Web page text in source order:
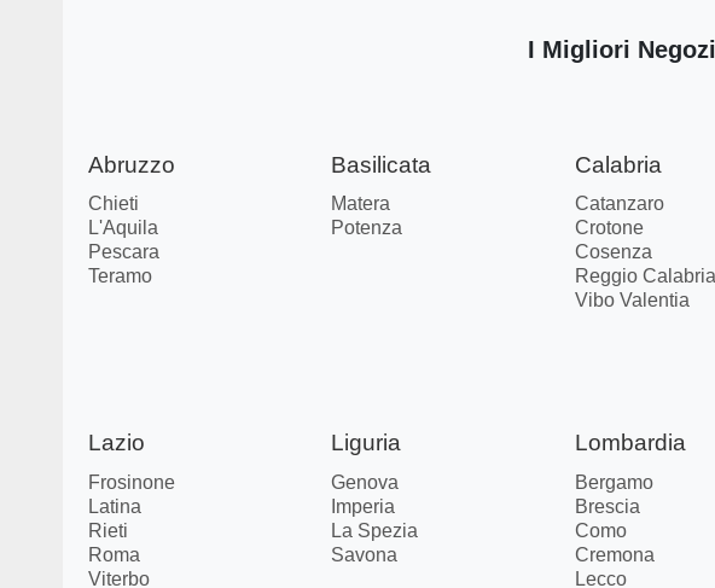
I Migliori
Abruzzo
Chieti
L'Aquila
Pescara
Teramo
Basilicata
Matera
Potenza
Calabria
Catanzaro
Crotone
Cosenza
Reggio Calabria
Vibo Valentia
Lazio
Frosinone
Latina
Rieti
Roma
Viterbo
Liguria
Genova
Imperia
La Spezia
Savona
Lombardia
Bergamo
Brescia
Como
Cremona
Lecco